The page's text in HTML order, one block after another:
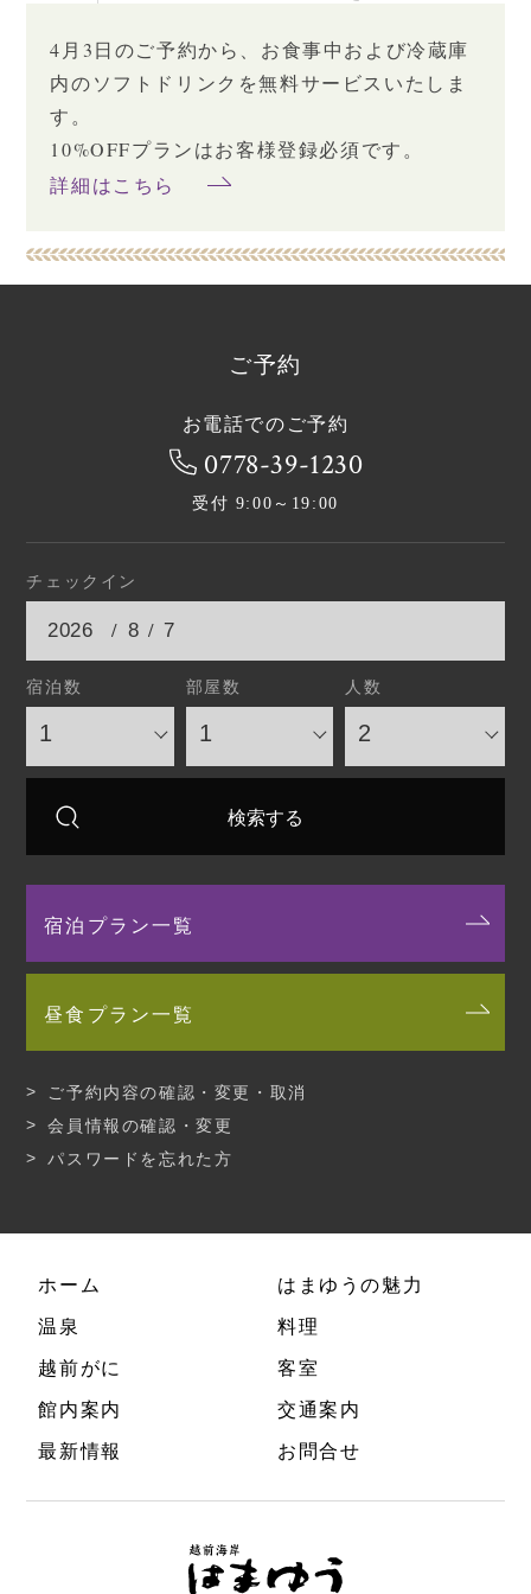
4月3日のご予約から、お食事中および冷蔵庫
内のソフトドリンクを無料サービスいたしま
す。
10%OFFプランはお客様登録必須です。
詳細はこちら
ご予約
お電話でのご予約
0778-39-1230
受付 9:00～19:00
チェックイン
/ /
宿泊数 部屋数 人数
宿泊プラン一覧
昼食プラン一覧
ご予約内容の確認・変更・取消
会員情報の確認・変更
パスワードを忘れた方
ホーム
はまゆうの魅力
温泉
料理
越前がに
客室
館内案内
交通案内
最新情報
お問合せ